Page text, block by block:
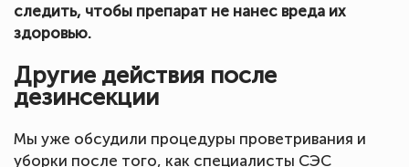
следить, чтобы препарат не нанес вреда их
здоровью.
Другие действия после
дезинсекции
Мы уже обсудили процедуры проветривания и
уборки после того, как специалисты СЭС